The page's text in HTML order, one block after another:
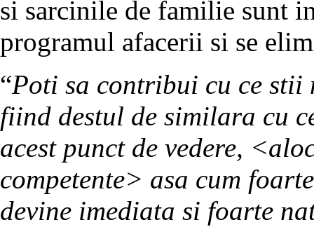
si sarcinile de familie sunt
programul afacerii si se
“Poti sa contribui cu ce
fiind destul de similara cu
acest punct de vedere,
competente> asa cum
devine imediata si foarte